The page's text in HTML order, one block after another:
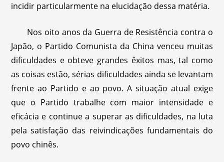
incidir particularmente na elucidação dessa matéria.
Nos oito anos da Guerra de Resistência contra o
Japão, o Partido Comunista da China venceu muitas
dificuldades e obteve grandes êxitos mas, tal como
as coisas estão, sérias dificuldades ainda se levantam
frente ao Partido e ao povo. A situação atual exige
que o Partido trabalhe com maior intensidade e
eficácia e continue a superar as dificuldades, na luta
pela satisfação das reivindicações fundamentais do
povo chinês.